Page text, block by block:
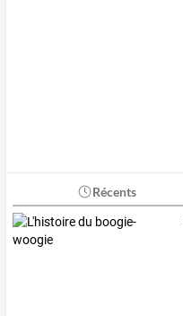
Récents